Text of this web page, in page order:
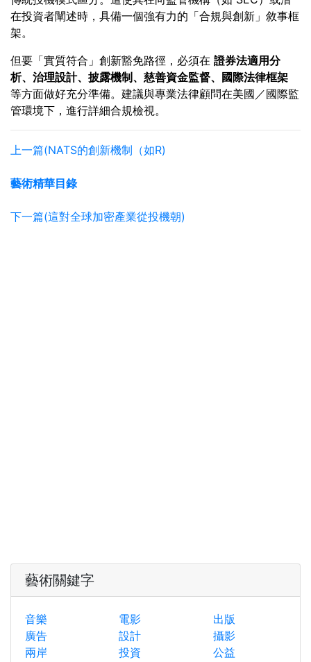
在投資者闡述時，具備一個強有力的「合規與創新」敘事框
架。
但要「實質符合」創新豁免路徑，必須在 證券法適用分
析、治理設計、披露機制、慈善資金監督、國際法律框架
等方面做好充分準備。建議與專業法律顧問在美國／國際監
管環境下，進行詳細合規檢視。
上一篇(NATS的創新機制（如R)
藝術精華目錄
下一篇(這對全球加密產業從投機朝)
藝術關鍵字
音樂 電影
出版
廣告
設計
攝影
兩岸
投資 公益